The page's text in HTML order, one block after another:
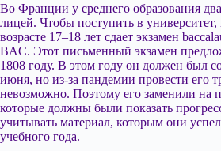
Во Франции у среднего образования
лицей. Чтобы поступить в
возрасте 17–18 лет сдает экзамен
BAC. Этот письменный экзамен
1808 году. В этом году он должен был
июня, но из-за пандемии провести его
невозможно. Поэтому его заменили на
которые должны были показать
учитывать материал, которым они
учебного года.